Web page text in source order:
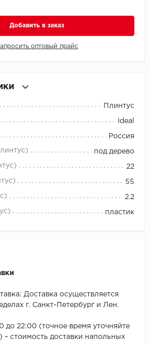
IVC Group
Krono Xonic
LimeStone
Made in Belgium
Novafloor
Добавить в заказ
оптовый прайс
Плинтус
Ideal
Россия
под дерево
22
55
2.2
пластик
Доставка осуществляется
г. Санкт-Петербург и Лен.
до 22:00 (точное время уточняйте
– стоимость доставки напольных